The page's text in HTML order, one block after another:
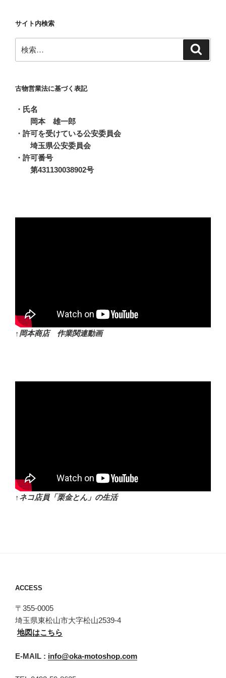
カ
イ
ブ
サイト内検索
索:
古物営業法に基づく表記
・氏名
岡本 雄一郎
・許可を受けている公安委員会
埼玉県公安委員会
・許可番号
第431130038902号
↑岡本商店 作業関連動画
↑ネコ店員「栗金とん」の生活
ACCESS
〒355-0005
埼玉県東松山市大字松山2539-4
地図はこちら
E-MAIL : info@oka-motoshop.com